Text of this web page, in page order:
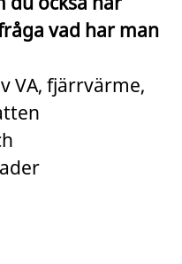
vad har man
VA, fjärrvärme,